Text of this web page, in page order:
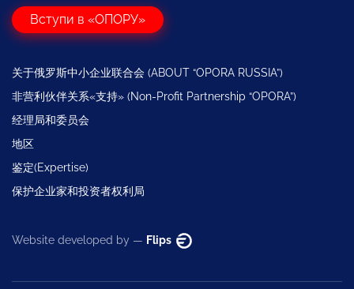
Вступи в «ОПОРУ»
关于俄罗斯中小企业联合会 (ABOUT “OPORA RUSSIA”)
非营利伙伴关系«支持» (Non-Profit Partnership “OPORA”)
经理局和委员会
地区
鉴定(Expertise)
保护企业家和投资者权利局
Website developed by — Flips